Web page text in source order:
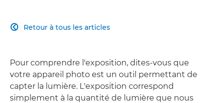
Retour à tous les articles

Pour comprendre l'exposition, dites-vous que
votre appareil photo est un outil permettant de
capter la lumière. L'exposition correspond
simplement à la quantité de lumière que nous